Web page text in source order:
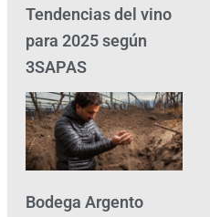
Tendencias del vino
para 2025 según
3SAPAS
Bodega Argento